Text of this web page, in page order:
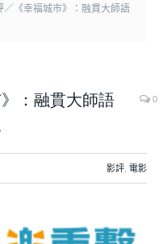
／《幸福城市》：融貫大師語
：融貫大師語
0
影評 電影